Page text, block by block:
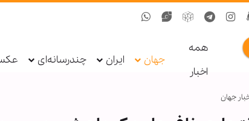
همه
اخبار
جهان ایران چندرسانه‌ای
جهان